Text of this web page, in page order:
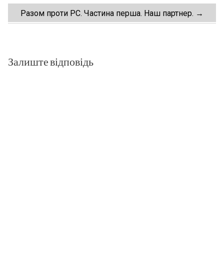
Post
Разом проти РС. Частина перша. Наш партнер. →
Залиште відповідь